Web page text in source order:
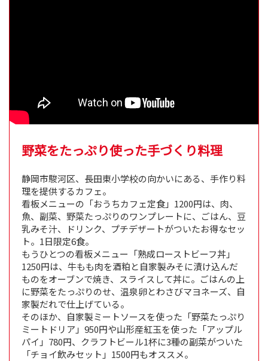
野菜をたっぷり使った手づくり料理
静岡市駿河区、長田東小学校の向かいにある、手作り料
理を提供するカフェ。
看板メニューの「おうちカフェ定食」1200円は、肉、
魚、副菜、野菜たっぷりのワンプレートに、ごはん、豆
乳みそ汁、ドリンク、プチデザートがついたお得なセッ
ト。1日限定6食。
もうひとつの看板メニュー「熟成ローストビーフ丼」
1250円は、牛もも肉を酒粕と自家製みそに漬け込んだ
ものをオーブンで焼き、スライスして丼に。ごはんの上
に野菜をたっぷりのせ、温泉卵とわさびマヨネーズ、自
家製だれで仕上げている。
そのほか、自家製ミートソースを使った「野菜たっぷり
ミートドリア」950円や山形産紅玉を使った「アップル
パイ」780円、クラフトビール1杯に3種の副菜がついた
「チョイ飲みセット」1500円もオススメ。